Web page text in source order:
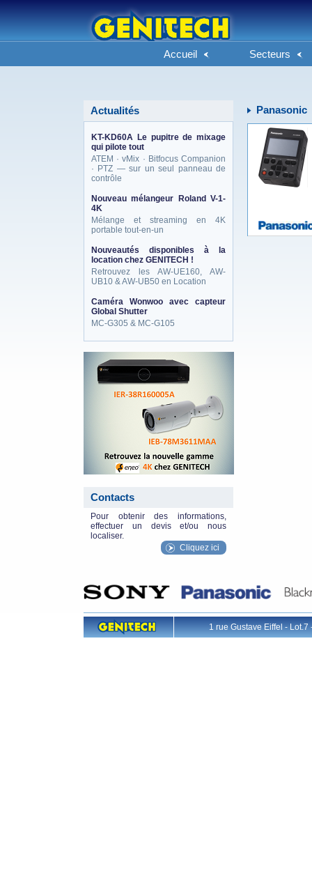
Accueil Secteurs
Actualités
KT-KD60A Le pupitre de mixage
qui pilote tout
ATEM · vMix · Bitfocus Companion
· PTZ — sur un seul panneau de
contrôle
Nouveau mélangeur Roland V-1-
4K
Mélange et streaming en 4K
portable tout-en-un
Nouveautés disponibles à la
location chez GENITECH !
Retrouvez les AW-UE160, AW-
UB10 & AW-UB50 en Location
Caméra Wonwoo avec capteur
Global Shutter
MC-G305 & MC-G105
Contacts
Pour obtenir des informations,
effectuer un devis et/ou nous
localiser.
Cliquez ici
Panasonic
1 rue Gustave Eiffel -